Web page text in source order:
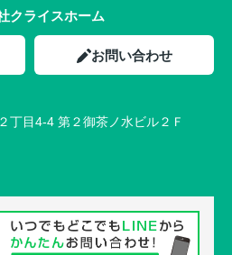
クライスホーム
お問い合わせ
丁目4-4 第２御茶ノ水ビル２Ｆ